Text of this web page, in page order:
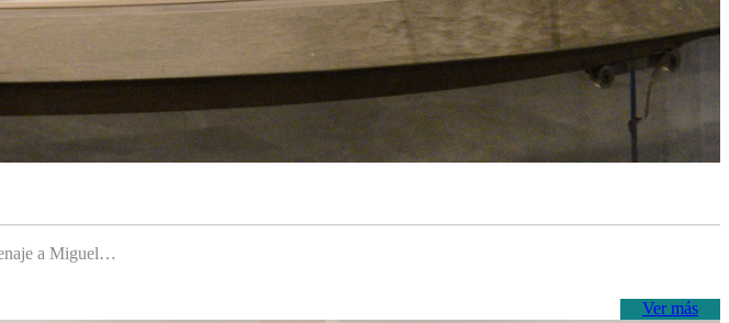
a Miguel…
Ver más